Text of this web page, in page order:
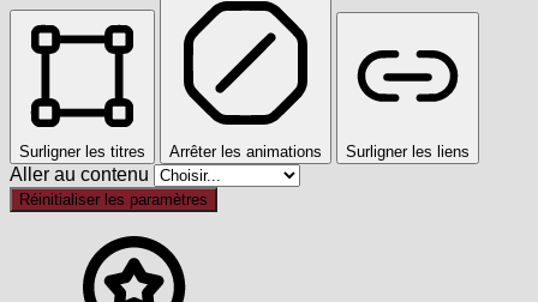
Surligner les titres Arrêter les animations Surligner les liens
Aller au contenu
Réinitialiser les paramètres